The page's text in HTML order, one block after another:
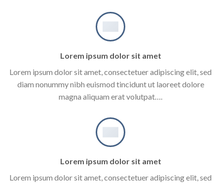
Lorem ipsum dolor sit amet
Lorem ipsum dolor sit amet, consectetuer adipiscing elit, sed
diam nonummy nibh euismod tincidunt ut laoreet dolore
magna aliquam erat volutpat….
Lorem ipsum dolor sit amet
Lorem ipsum dolor sit amet, consectetuer adipiscing elit, sed